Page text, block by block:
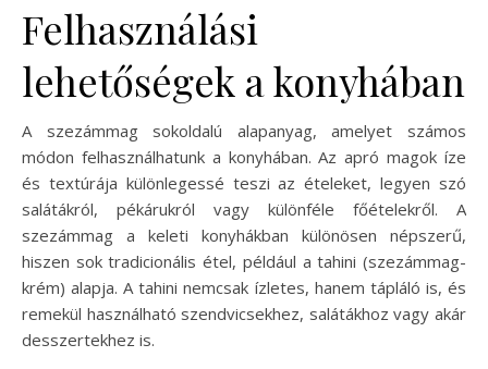
Felhasználási
lehetőségek a konyhában
A szezámmag sokoldalú alapanyag, amelyet számos
módon felhasználhatunk a konyhában. Az apró magok íze
és textúrája különlegessé teszi az ételeket, legyen szó
salátákról, pékárukról vagy különféle főételekről. A
szezámmag a keleti konyhákban különösen népszerű,
hiszen sok tradicionális étel, például a tahini (szezámmag-
krém) alapja. A tahini nemcsak ízletes, hanem tápláló is, és
remekül használható szendvicsekhez, salátákhoz vagy akár
desszertekhez is.